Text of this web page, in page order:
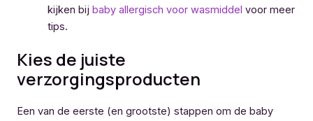
kijken bij baby allergisch voor wasmiddel voor meer
tips.
Kies de juiste
verzorgingsproducten
Een van de eerste (en grootste) stappen om de baby